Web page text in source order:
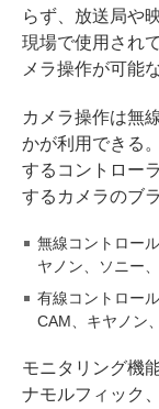
らず、放送局や
現場で使用され
メラ操作が可能
カメラ操作は無
かが利用できる
するコントロー
するカメラのブ
無線コントロー
ヤノン、ソニー
有線コントロー
CAM、キヤノン
モニタリング機
ナモルフィック